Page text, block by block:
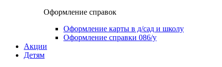
Оформление справок
Оформление карты в д/сад и школу
Оформление справки 086/у
Акции
Детям